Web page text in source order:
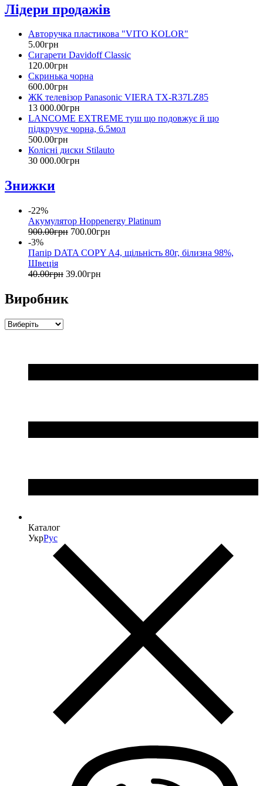
Лідери продажів
Авторучка пластикова "VITO KOLOR"
5.00грн
Сигарети Davidoff Classic
120.00грн
Скринька чорна
600.00грн
ЖК телевізор Panasonic VIERA TX-R37LZ85
13 000.00грн
LANCOME EXTREME туш що подовжує й що
підкручує чорна, 6.5мол
500.00грн
Колісні диски Stilauto
30 000.00грн
Знижки
-22%
Акумулятор Hoppenergy Platinum
900.00грн 700.00грн
-3%
Папір DATA COPY A4, щільність 80г, білизна 98%,
Швеція
40.00грн 39.00грн
Виробник
Каталог
УкрРус